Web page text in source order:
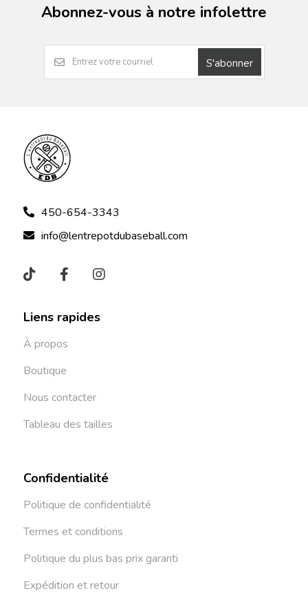
Abonnez-vous à notre infolettre
S'abonner
450-654-3343
info@lentrepotdubaseball.com
Liens rapides
À propos
Boutique
Nous contacter
Tableau des tailles
Confidentialité
Politique de confidentialité
Termes et conditions
Politique du plus bas prix garanti
Expédition et retour